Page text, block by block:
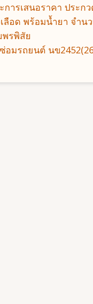
ารเสนอราคา ประก
อด พร้อมน้ำยา จำน
พรพิสัย
อมรถยนต์ นข